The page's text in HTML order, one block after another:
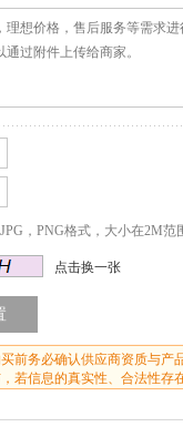
，PNG格式，大小在2M范
点击换一张
前务必确认供应商资质与产
信息的真实性、合法性存